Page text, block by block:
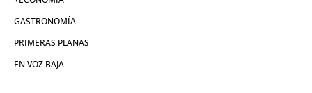
GASTRONOMÍA
PRIMERAS PLANAS
EN VOZ BAJA